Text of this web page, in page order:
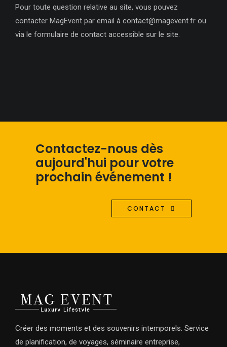
Pour toute question relative au site, vous pouvez
contacter MagEvent par email à contact@magevent.fr ou
via le formulaire de contact accessible sur le site.
Contactez-nous dès
aujourd'hui pour votre
prochain événement !
CONTACT
Créer des moments et des souvenirs intemporels. Service
de planification, de voyages, séminaire entreprise,